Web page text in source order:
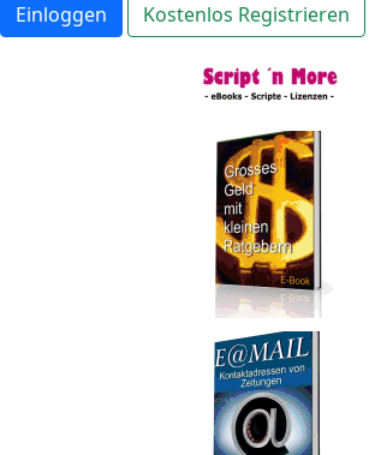
Einloggen
Kostenlos Registrieren